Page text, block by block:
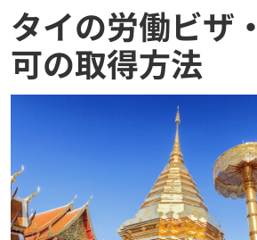
タイの労働ビザ
可の取得方法